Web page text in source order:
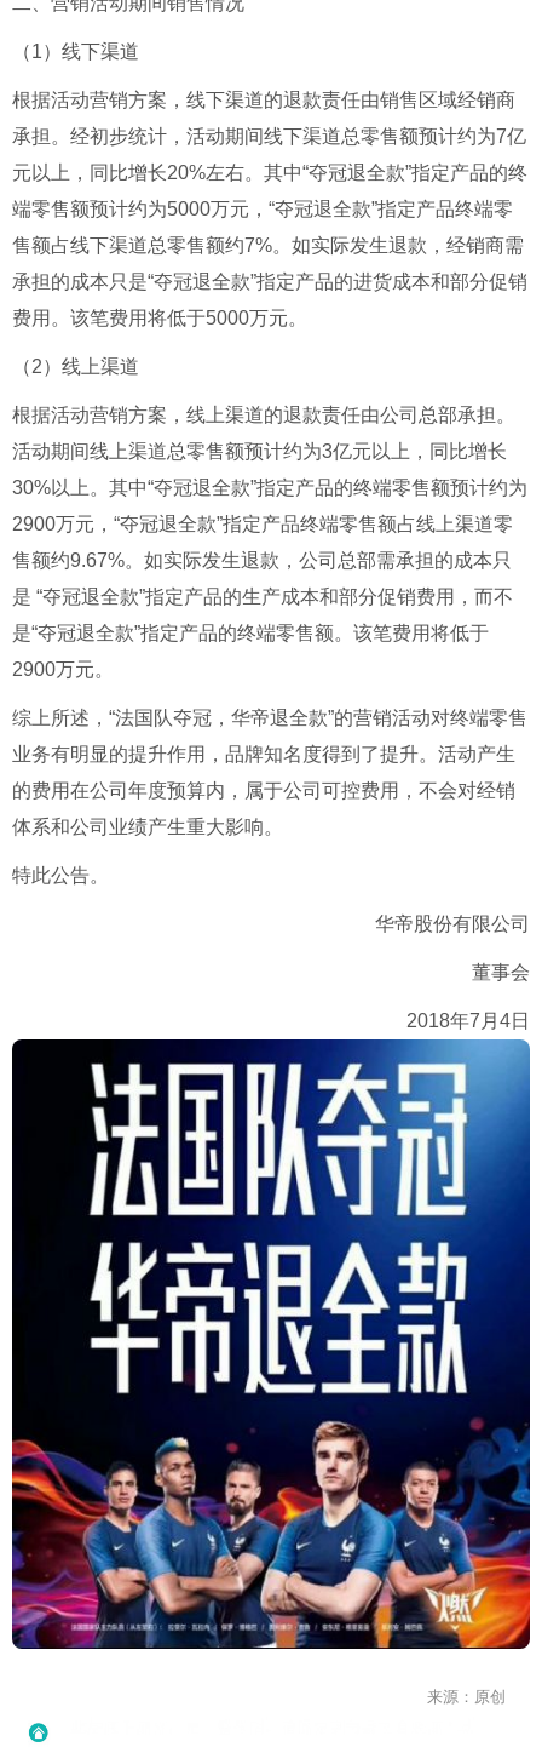
（1）线下渠道
根据活动营销方案，线下渠道的退款责任由销售区域经销商
承担。经初步统计，活动期间线下渠道总零售额预计约为7亿
元以上，同比增长20%左右。其中“夺冠退全款”指定产品的终
端零售额预计约为5000万元，“夺冠退全款”指定产品终端零
售额占线下渠道总零售额约7%。如实际发生退款，经销商需
承担的成本只是“夺冠退全款”指定产品的进货成本和部分促销
费用。该笔费用将低于5000万元。
（2）线上渠道
根据活动营销方案，线上渠道的退款责任由公司总部承担。
活动期间线上渠道总零售额预计约为3亿元以上，同比增长
30%以上。其中“夺冠退全款”指定产品的终端零售额预计约为
2900万元，“夺冠退全款”指定产品终端零售额占线上渠道零
售额约9.67%。如实际发生退款，公司总部需承担的成本只
是 “夺冠退全款”指定产品的生产成本和部分促销费用，而不
是“夺冠退全款”指定产品的终端零售额。该笔费用将低于
2900万元。
综上所述，“法国队夺冠，华帝退全款”的营销活动对终端零售
业务有明显的提升作用，品牌知名度得到了提升。活动产生
的费用在公司年度预算内，属于公司可控费用，不会对经销
体系和公司业绩产生重大影响。
特此公告。
华帝股份有限公司
董事会
2018年7月4日
来源：原创